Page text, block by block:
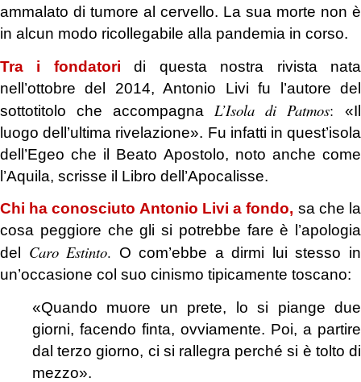
ammalato di tumore al cervello. La sua morte non è
in alcun modo ricollegabile alla pandemia in corso.
Tra i fondatori
di questa nostra rivista nata
nell’ottobre del 2014, Antonio Livi fu l’autore del
sottotitolo che accompagna L’Isola di Patmos: «Il
luogo dell’ultima rivelazione». Fu infatti in quest’isola
dell’Egeo che il Beato Apostolo, noto anche come
l’Aquila, scrisse il Libro dell’Apocalisse.
Chi ha conosciuto Antonio Livi a fondo, sa che la
cosa peggiore che gli si potrebbe fare è l’apologia
del Caro Estinto. O com’ebbe a dirmi lui stesso in
un’occasione col suo cinismo tipicamente toscano:
«Quando muore un prete, lo si piange due
giorni, facendo finta, ovviamente. Poi, a partire
dal terzo giorno, ci si rallegra perché si è tolto di
mezzo».